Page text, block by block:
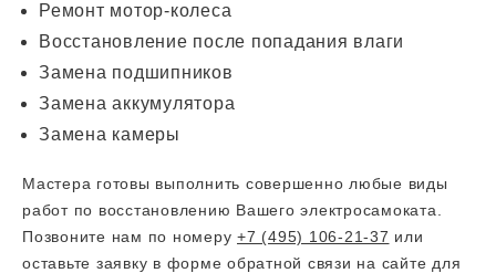
Ремонт мотор-колеса
Восстановление после попадания влаги
Замена подшипников
Замена аккумулятора
Замена камеры
Мастера готовы выполнить совершенно любые виды
работ по восстановлению Вашего электросамоката.
Позвоните нам по номеру +7 (495) 106-21-37 или
оставьте заявку в форме обратной связи на сайте для